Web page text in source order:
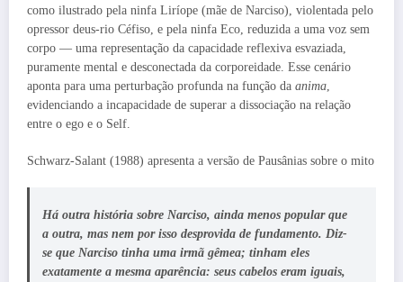
como ilustrado pela ninfa Liríope (mãe de Narciso), violentada pelo
opressor deus-rio Céfiso, e pela ninfa Eco, reduzida a uma voz sem
corpo — uma representação da capacidade reflexiva esvaziada,
puramente mental e desconectada da corporeidade. Esse cenário
aponta para uma perturbação profunda na função da anima,
evidenciando a incapacidade de superar a dissociação na relação
entre o ego e o Self.
Schwarz-Salant (1988) apresenta a versão de Pausânias sobre o mito
Há outra história sobre Narciso, ainda menos popular que
a outra, mas nem por isso desprovida de fundamento. Diz-
se que Narciso tinha uma irmã gêmea; tinham eles
exatamente a mesma aparência: seus cabelos eram iguais,